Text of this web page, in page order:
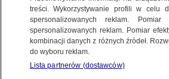
12.05.2026, 12:29
Posłuchaj artykułu
Czyta lektor AI
treści. Wykorzystywanie profili w celu
spersonalizowanych reklam.
spersonalizowanych reklam. Pomiar
kombinacji danych z różnych źródeł.
do wyboru reklam.
Lista partnerów (dostawców)